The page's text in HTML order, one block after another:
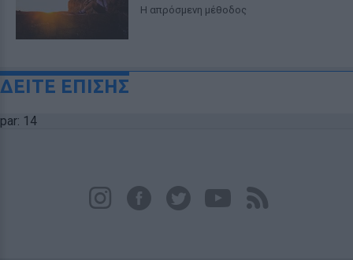
Η απρόσμενη μέθοδος
ΔΕΙΤΕ ΕΠΙΣΗΣ
par: 14